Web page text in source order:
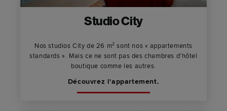
Studio City
Nos studios City de 26 m² sont nos « appartements
standards ». Mais ce ne sont pas des chambres d'hôtel
boutique comme les autres.
Découvrez l'appartement.